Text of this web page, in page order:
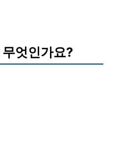
엇인가요?